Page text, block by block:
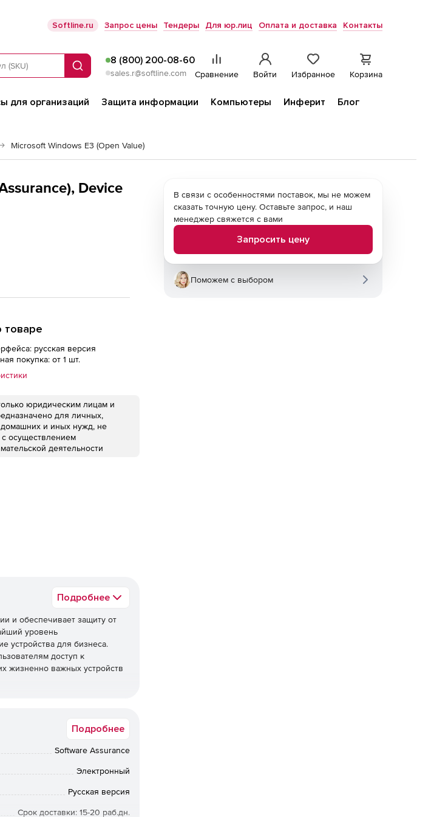
Softline.ru Запрос цены Тендеры Для юр.лиц Оплата и доставка Контакты
Поиск
8 (800) 200-08-60
sales.r@softline.com Сравнение Войти Избранное Корзина
для организаций Защита информации Компьютеры Инферит
Блог
Microsoft Windows E3 (Open Value)
Device
товаре
русская версия
покупка: от 1 шт.
юридическим лицам и
для личных,
и иных нужд, не
осуществлением
деятельности
Подробнее
и обеспечивает защиту от
уровень
устройства для бизнеса.
доступ к
жизненно важных устройств
билетов Kerberos), чтобы
the-hash) или передачей
Подробнее
Software Assurance
Электронный
Русская версия
Срок доставки: 15-20 раб.дн.
В связи с особенностями поставок, мы не можем
сказать точную цену. Оставьте запрос, и наш
менеджер свяжется с вами
Запросить цену
Поможем с выбором